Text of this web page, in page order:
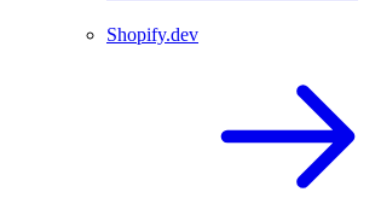
Shopify.dev